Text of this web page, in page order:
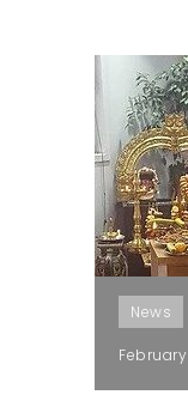
News
February